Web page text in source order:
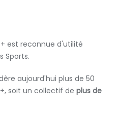
est reconnue d'utilité
Sports.
aujourd'hui plus de 50
soit un collectif de plus de